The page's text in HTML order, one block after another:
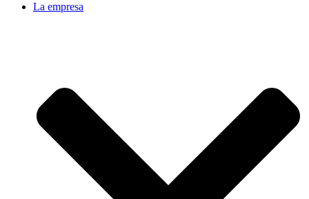
La empresa